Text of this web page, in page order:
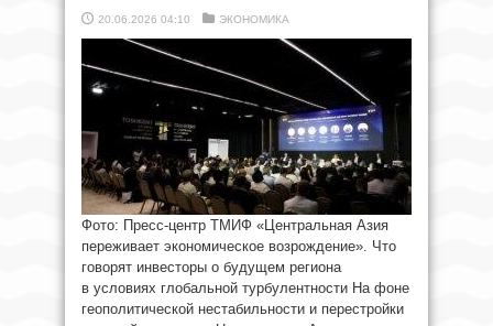
20.06.2026 04:10 ЭКОНОМИКА
Фото: Пресс-центр ТМИФ «Центральная Азия
переживает экономическое возрождение». Что
говорят инвесторы о будущем региона
в условиях глобальной турбулентности На фоне
геополитической нестабильности и перестройки